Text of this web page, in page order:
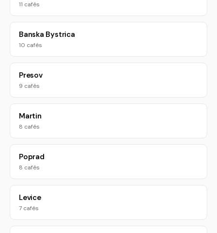
11 cafés
Banska Bystrica
10 cafés
Presov
9 cafés
Martin
8 cafés
Poprad
8 cafés
Levice
7 cafés